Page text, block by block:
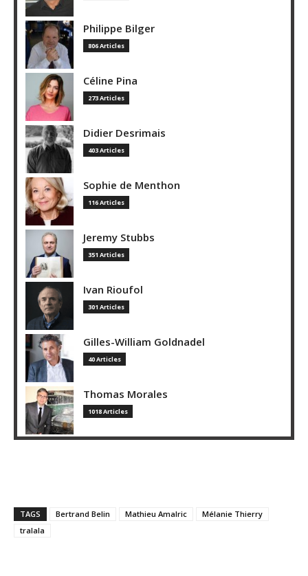
Philippe Bilger
806 Articles
Céline Pina
273 Articles
Didier Desrimais
403 Articles
Sophie de Menthon
116 Articles
Jeremy Stubbs
351 Articles
Ivan Rioufol
301 Articles
Gilles-William Goldnadel
40 Articles
Thomas Morales
1018 Articles
TAGS Bertrand Belin Mathieu Amalric
Mélanie Thierry
tralala